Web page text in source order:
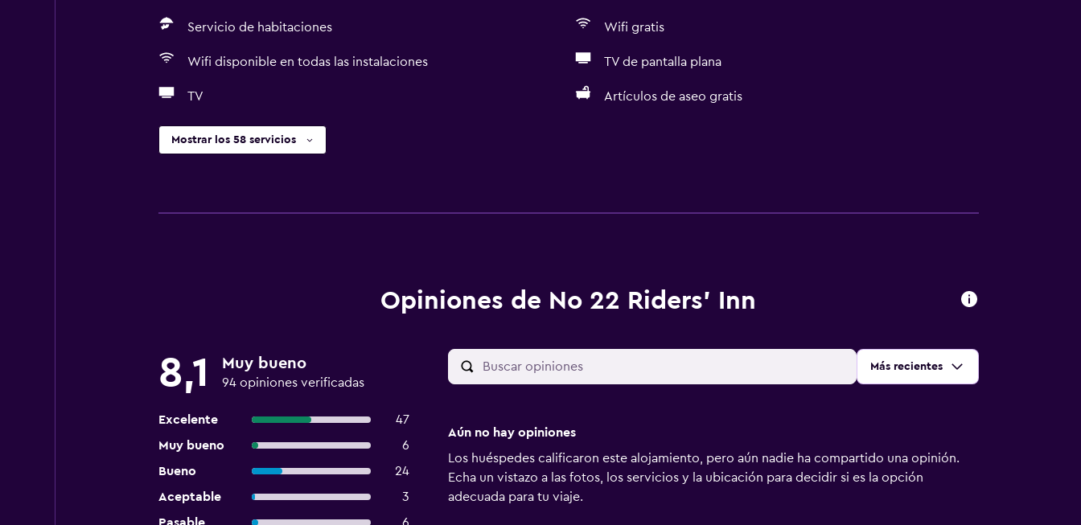
Servicio de habitaciones Wifi gratis
Wifi disponible en todas las instalaciones TV de pantalla plana
TV Artículos de aseo gratis
Mostrar los 58 servicios
Opiniones de No 22 Riders' Inn
8,1 Muy bueno
94 opiniones verificadas
Excelente
47
Muy bueno
6
Bueno
24
Aceptable
3
Ordenar por:
Más recientes
Aún no hay opiniones
Los huéspedes calificaron este alojamiento, pero aún nadie ha compartido una opinión.
Echa un vistazo a las fotos, los servicios y la ubicación para decidir si es la opción
adecuada para tu viaje.